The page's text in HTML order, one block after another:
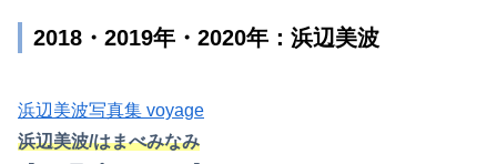
2018・2019年・2020年：浜辺美波
浜辺美波写真集 voyage
浜辺美波/はまべみなみ